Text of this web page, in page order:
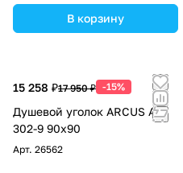
В корзину
15 258 ₽17 950 ₽ -15%
Душевой уголок ARCUS AS-
302-9 90х90
Арт. 26562